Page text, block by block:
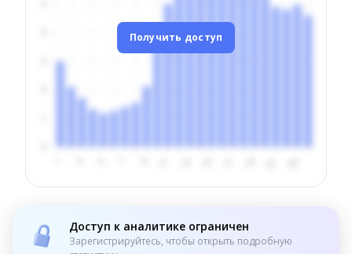
Получить доступ
Доступ к аналитике ограничен
Зарегистрируйтесь, чтобы открыть подробную